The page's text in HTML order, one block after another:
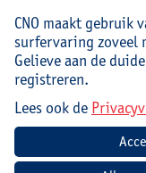
Opgeladen laptop
Excel 2021, 2024
Het gaat om de
webversie (online
mogelijkheden
belangrijkste
vergelijken:
https://
365-online-vs-
CNO maakt gebruik
surfervaring zoveel
Gelieve aan de
registreren.
Lees ook de